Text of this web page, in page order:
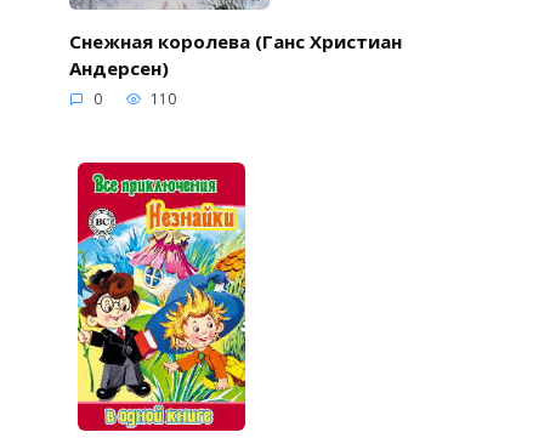
Снежная королева (Ганс Христиан
Андерсен)
0 110